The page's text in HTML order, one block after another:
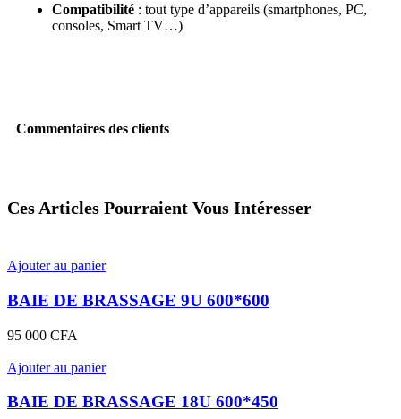
Compatibilité : tout type d’appareils (smartphones, PC,
consoles, Smart TV…)
Commentaires des clients
Ces Articles Pourraient Vous Intéresser
Ajouter au panier
BAIE DE BRASSAGE 9U 600*600
95 000 CFA
Ajouter au panier
BAIE DE BRASSAGE 18U 600*450